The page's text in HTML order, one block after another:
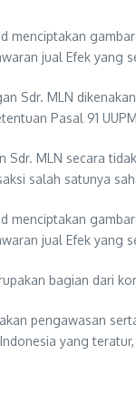
menciptakan
jual Efek yang
Sdr. MLN
Pasal 91
Sdr. MLN secara
salah satunya
menciptakan
jual Efek yang
bagian dari
pengawasan
yang